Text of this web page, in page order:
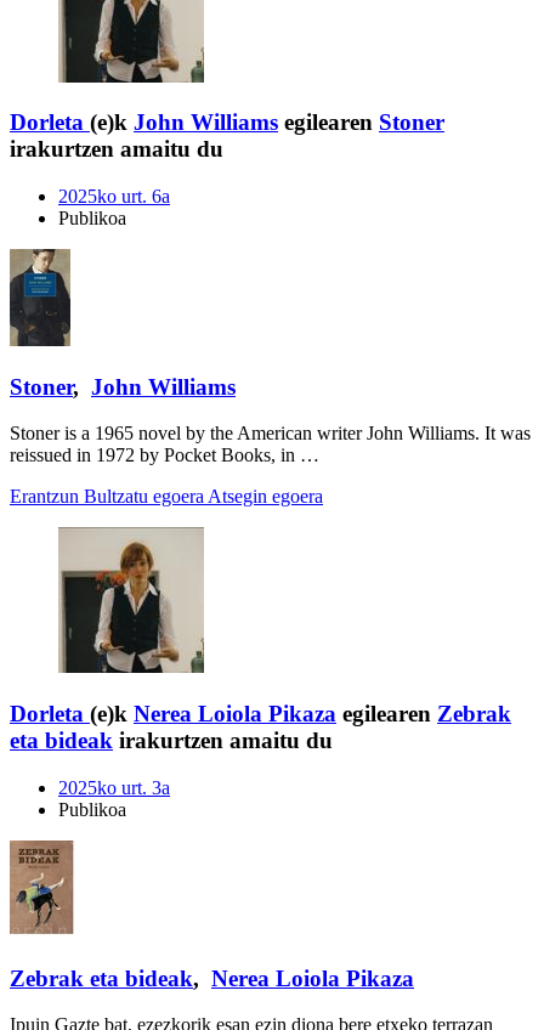
Dorleta (e)k John Williams egilearen Stoner
irakurtzen amaitu du
2025ko urt. 6a
Publikoa
Stoner, John Williams
Stoner is a 1965 novel by the American writer John Williams. It was
reissued in 1972 by Pocket Books, in …
Erantzun Bultzatu egoeraAtsegin egoera
Dorleta (e)k Nerea Loiola Pikaza egilearen Zebrak
eta bideak irakurtzen amaitu du
2025ko urt. 3a
Publikoa
Zebrak eta bideak, Nerea Loiola Pikaza
Ipuin Gazte bat, ezezkorik esan ezin diona bere etxeko terrazan